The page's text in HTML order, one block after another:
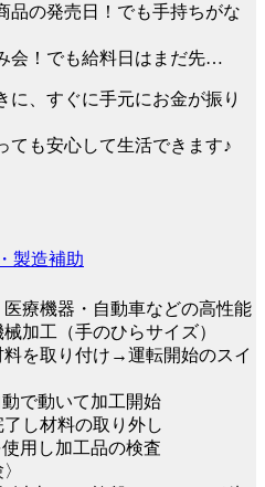
品の発売日！でも手持ちがな
会！でも給料日はまだ先…
に、すぐに手元にお金が振り
ても安心して生活できます♪
製造補助
医療機器・自動車などの高性能
加工（手のひらサイズ）
を取り付け→運転開始のスイ
で動いて加工開始
し材料の取り外し
用し加工品の検査